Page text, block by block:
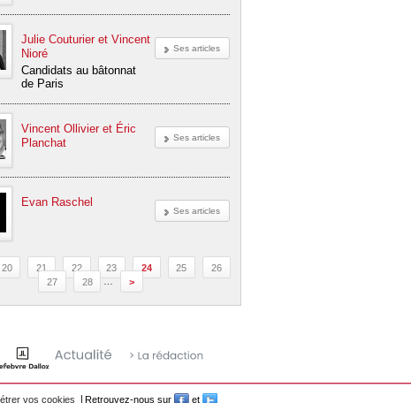
Ses articles
Julie Couturier et Vincent
Nioré
Candidats au bâtonnat
de Paris
Ses articles
Vincent Ollivier et Éric
Planchat
Ses articles
Evan Raschel
20 21 22 23 24 25
26
27
28 >
vos cookies Retrouvez-nous sur et